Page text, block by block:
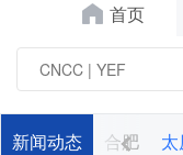
首页
新闻动态
津 南京 合肥